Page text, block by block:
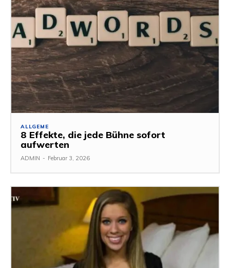
ALLGEME
8 Effekte, die jede Bühne sofort
aufwerten
ADMIN - Februar 3, 2026